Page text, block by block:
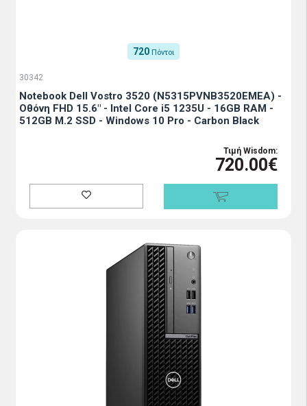
720 Πόντοι
30342
Notebook Dell Vostro 3520 (N5315PVNB3520EMEA) -
Οθόνη FHD 15.6" - Intel Core i5 1235U - 16GB RAM -
512GB M.2 SSD - Windows 10 Pro - Carbon Black
Τιμή Wisdom:
720.00€